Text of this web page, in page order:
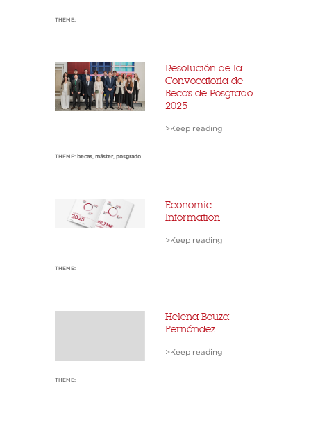
THEME:
Resolución de la
Convocatoria de
Becas de Posgrado
2025
>Keep reading
THEME: becas,máster,posgrado
Economic
Information
>Keep reading
THEME:
Helena Bouza
Fernández
>Keep reading
THEME: